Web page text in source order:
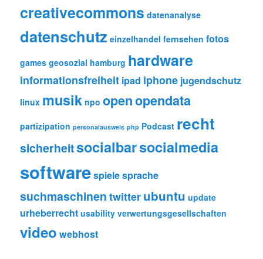
creativecommons datenanalyse
datenschutz einzelhandel fernsehen fotos
games geosozial hamburg hardware
informationsfreiheit ipad iphone jugendschutz
linux musik npo openopendata
partizipation personalausweis php Podcast recht
sicherheitsocialbarsocialmedia
softwarespielesprache
suchmaschinentwitterubuntu update
urheberrecht usability verwertungsgesellschaften
video webhost